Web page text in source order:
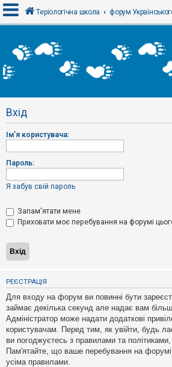
х
і
Р
є
т
р
а
і
Т
м
и
б
з
в
і
д
п
о
в
і
д
е
й
Теріологічна школа форум
Вхід
Ім'я користувача:
Пароль:
Я забув свій пароль
Запам'ятати мене
Приховати моє перебування на форумі
РЕЄСТРАЦІЯ
Для входу на форум ви повинні бути
займає декілька секунд але надає вам
Адміністратор може надати додаткові
користувачам. Перед тим, як увійти, будь
ви погоджуєтесь з правилами та політиками,
Пам'ятайте, що ваше перебування на
усіма правилами.